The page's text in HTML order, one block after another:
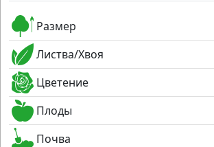
Размер
Листва/Хвоя
Цветение
Плоды
Почва